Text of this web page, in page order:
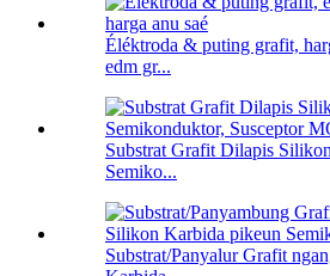
Éléktroda & puting grafit,
edm gr...
Substrat Grafit Dilapis
Semiko...
Substrat/Panyalur Grafit